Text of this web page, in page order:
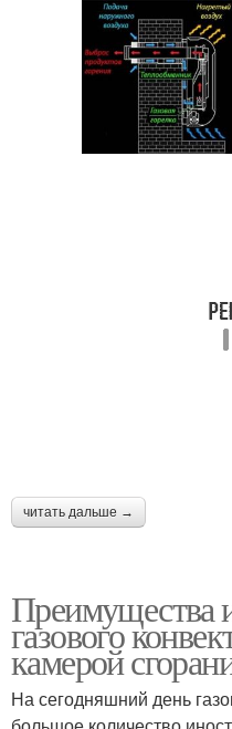
читать дальше →
Преимущества
газового
камерой
На сегодняшний день